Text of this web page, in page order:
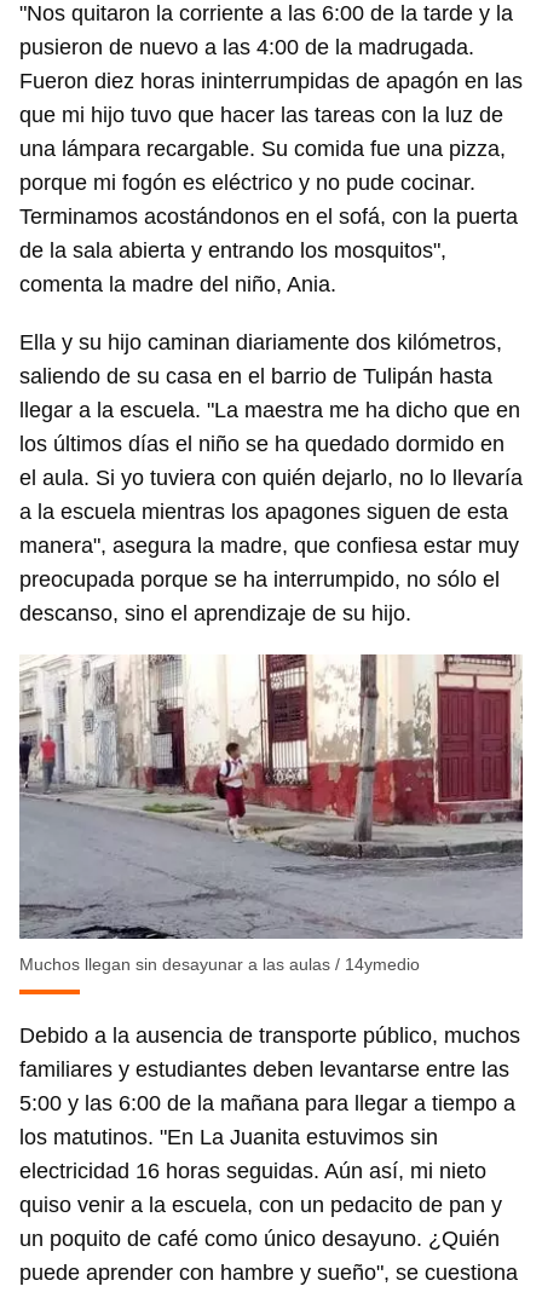
"Nos quitaron la corriente a las 6:00 de la tarde y la
pusieron de nuevo a las 4:00 de la madrugada.
Fueron diez horas ininterrumpidas de apagón en las
que mi hijo tuvo que hacer las tareas con la luz de
una lámpara recargable. Su comida fue una pizza,
porque mi fogón es eléctrico y no pude cocinar.
Terminamos acostándonos en el sofá, con la puerta
de la sala abierta y entrando los mosquitos",
comenta la madre del niño, Ania.
Ella y su hijo caminan diariamente dos kilómetros,
saliendo de su casa en el barrio de Tulipán hasta
llegar a la escuela. "La maestra me ha dicho que en
los últimos días el niño se ha quedado dormido en
el aula. Si yo tuviera con quién dejarlo, no lo llevaría
a la escuela mientras los apagones siguen de esta
manera", asegura la madre, que confiesa estar muy
preocupada porque se ha interrumpido, no sólo el
descanso, sino el aprendizaje de su hijo.
Muchos llegan sin desayunar a las aulas / 14ymedio
Debido a la ausencia de transporte público, muchos
familiares y estudiantes deben levantarse entre las
5:00 y las 6:00 de la mañana para llegar a tiempo a
los matutinos. "En La Juanita estuvimos sin
electricidad 16 horas seguidas. Aún así, mi nieto
quiso venir a la escuela, con un pedacito de pan y
un poquito de café como único desayuno. ¿Quién
puede aprender con hambre y sueño", se cuestiona